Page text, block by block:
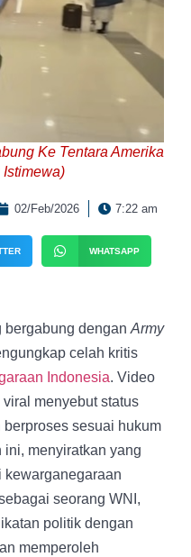
Ke Tentara Amerika
02/Feb/2026 7:22 am
WHATSAPP
bergabung dengan Army
celah kritis
Indonesia. Video
menyebut status
berproses sesuai hukum
ini, menyiratkan yang
kewarganegaraan
seorang WNI,
politik dengan
memperoleh